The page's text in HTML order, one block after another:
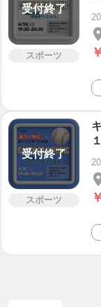
受付終了
スポーツ
受付終了
スポーツ